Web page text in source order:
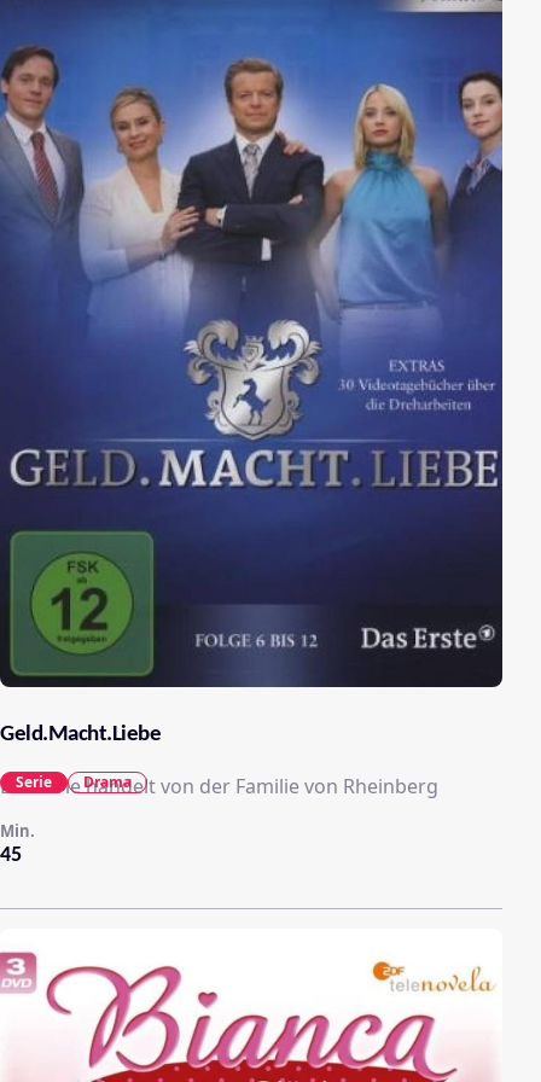
Geld.Macht.Liebe
Die Serie handelt von der Familie von Rheinberg
45
Min.
Serie Drama